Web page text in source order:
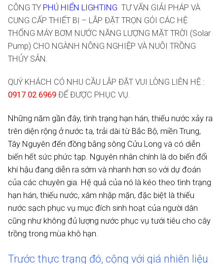
CÔNG TY PHÚ HIỂN LIGHTING TƯ VẤN GIẢI PHÁP VÀ
CUNG CẤP THIẾT BỊ – LẮP ĐẶT TRỌN GÓI CÁC HỆ
THỐNG MÁY BƠM NƯỚC NĂNG LƯỢNG MẶT TRỜI (Solar
Pump) CHO NGÀNH NÔNG NGHIỆP VÀ NUÔI TRỒNG
THỦY SẢN.
QUÝ KHÁCH CÓ NHU CẦU LẮP ĐẶT VUI LÒNG LIÊN HỆ :
0917 02 6969 ĐỂ ĐƯỢC PHỤC VỤ.
Những năm gần đây, tình trạng hạn hán, thiếu nước xảy ra
trên diện rộng ở nước ta, trải dài từ Bắc Bộ, miền Trung,
Tây Nguyên đến đồng bằng sông Cửu Long và có diễn
biến hết sức phức tạp. Nguyên nhân chính là do biến đổi
khí hậu đang diễn ra sớm và nhanh hơn so với dự đoán
của các chuyên gia. Hệ quả của nó là kéo theo tình trạng
hạn hán, thiếu nước, xâm nhập mặn, đặc biệt là thiếu
nước sạch phục vụ mục đích sinh hoạt của người dân
cũng như không đủ lượng nước phục vụ tưới tiêu cho cây
trồng trong mùa khô hạn.
Trước thực trạng đó, cộng với giá nhiên liệu